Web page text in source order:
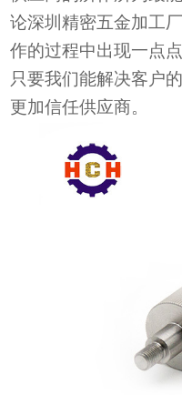
论深圳精密五金加工
作的过程中出现一点
只要我们能解决客户
更加信任供应商。